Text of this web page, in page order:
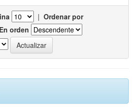
| Ordenar por
En orden